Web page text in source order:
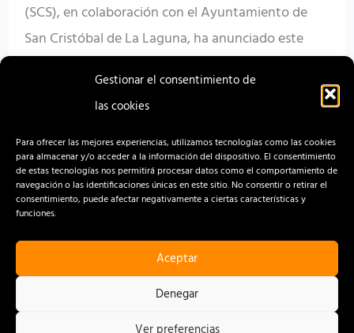
Gestionar el consentimiento de
las cookies
Para ofrecer las mejores experiencias, utilizamos tecnologías como las cookies
para almacenar y/o acceder a la información del dispositivo. El consentimiento
de estas tecnologías nos permitirá procesar datos como el comportamiento de
navegación o las identificaciones únicas en este sitio. No consentir o retirar el
consentimiento, puede afectar negativamente a ciertas características y
funciones.
Aceptar
Denegar
(SCS), en colaboración con el Ayuntamiento de
San Cristóbal de La Laguna, ha anunciado este
municipio será
Read More »
CONTACTO
AVISO LEGAL